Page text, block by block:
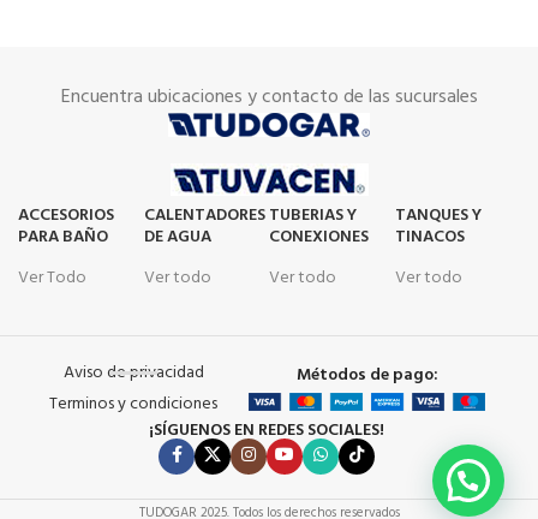
Encuentra ubicaciones y contacto de las sucursales
ACCESORIOS
PARA BAÑO
Ver Todo
CALENTADORES
DE AGUA
Ver todo
TUBERIAS Y
CONEXIONES
Ver todo
TANQUES Y
TINACOS
Ver todo
Aviso de privacidad
Terminos y condiciones
Métodos de pago:
¡SÍGUENOS EN REDES SOCIALES!
TUDOGAR 2025. Todos los derechos reservados